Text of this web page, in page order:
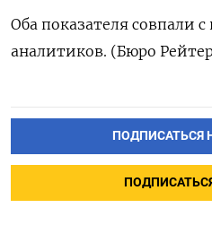
Оба показателя совпали
аналитиков. (Бюро
ПОДПИСАТЬСЯ
ПОДПИСАТЬСЯ